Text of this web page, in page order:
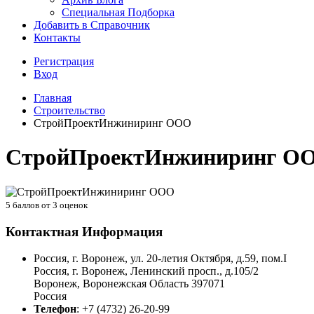
Специальная Подборка
Добавить в Справочник
Контакты
Регистрация
Вход
Главная
Строительство
СтройПроектИнжиниринг ООО
СтройПроектИнжиниринг
5 баллов от 3 оценок
Контактная Информация
Россия, г. Воронеж, ул. 20-летия Октября, д.59, пом.I
Россия, г. Воронеж, Ленинский просп., д.105/2
Воронеж, Воронежская Область 397071
Россия
Телефон: +7 (4732) 26-20-99